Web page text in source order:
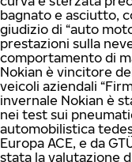
bagnato e asciutto,
giudizio di “auto
prestazioni sulla
comportamento di
Nokian è vincitore
veicoli aziendali
invernale Nokian è
nei test sui
automobilistica
Europa ACE, e da
stata la valutazione